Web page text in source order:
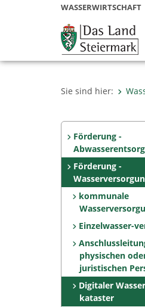
WASSERWIRTSCHAFT
Sie sind hier:
Förderung -
Förderung -
kommunale
Einzelwasser-
physischen
juristischen
Digitaler
kataster